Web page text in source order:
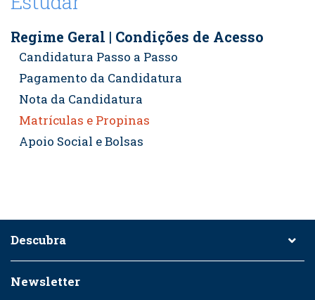
Regime Geral | Condições de Acesso
Candidatura Passo a Passo
Pagamento da Candidatura
Nota da Candidatura
Matrículas e Propinas
Apoio Social e Bolsas
Descubra
Newsletter